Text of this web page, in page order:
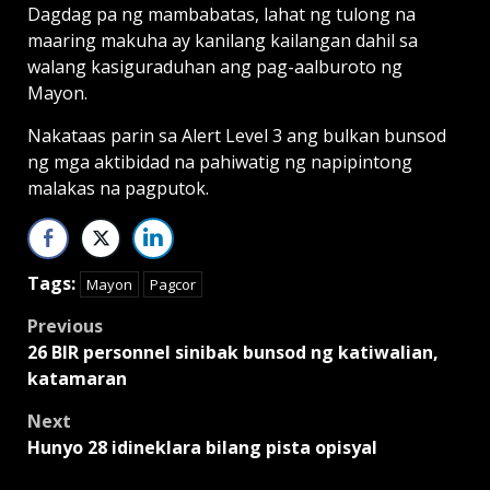
Dagdag pa ng mambabatas, lahat ng tulong na
maaring makuha ay kanilang kailangan dahil sa
walang kasiguraduhan ang pag-aalburoto ng
Mayon.
Nakataas parin sa Alert Level 3 ang bulkan bunsod
ng mga aktibidad na pahiwatig ng napipintong
malakas na pagputok.
Tags: Mayon Pagcor
Post
navigation
Previous
26 BIR personnel sinibak bunsod ng katiwalian,
katamaran
Next
Hunyo 28 idineklara bilang pista opisyal